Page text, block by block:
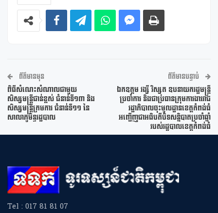
ព័ត៌មានមុន
ពិធីសំណេះសំណាលជាមួយ
សិស្សមន្រ្តីជាន់ខ្ពស់ ជំនាន់ទី១៣ និង
សិស្សមន្រ្តីក្រមការ ជំនាន់ទី១១ នៃ
សាលាភូមិន្ទរដ្ឋបាល
ព័ត៌មានបន្ទាប់
ឯកឧត្តម វង្សី វិស្សុត ឧបនាយករដ្ឋមន្ត្រី
ប្រចាំការ និងជាប្រធានក្រុមការងាររាជ
រដ្ឋាភិបាលចុះមូលដ្ឋានខេត្តកំពង់ធំ
អញ្ជើញជាអធិបតីបិទសន្និបាតប្រចាំឆ្នាំ
របស់រដ្ឋបាលខេត្តកំពង់ធំ
Tel : 017 81 81 07